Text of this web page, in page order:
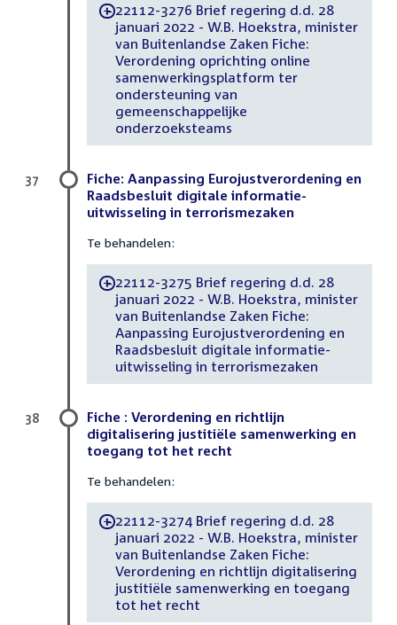
-22112-3276 Brief regering d.d. 28
januari 2022 - W.B. Hoekstra, minister
van Buitenlandse Zaken Fiche:
Verordening oprichting online
samenwerkingsplatform ter
ondersteuning van
gemeenschappelijke
onderzoeksteams
Fiche: Aanpassing Eurojustverordening en
Raadsbesluit digitale informatie-
uitwisseling in terrorismezaken
Te behandelen:
-22112-3275 Brief regering d.d. 28
januari 2022 - W.B. Hoekstra, minister
van Buitenlandse Zaken Fiche:
Aanpassing Eurojustverordening en
Raadsbesluit digitale informatie-
uitwisseling in terrorismezaken
37
Fiche : Verordening en richtlijn
digitalisering justitiële samenwerking en
toegang tot het recht
Te behandelen:
-22112-3274 Brief regering d.d. 28
januari 2022 - W.B. Hoekstra, minister
van Buitenlandse Zaken Fiche:
Verordening en richtlijn digitalisering
justitiële samenwerking en toegang
tot het recht
38